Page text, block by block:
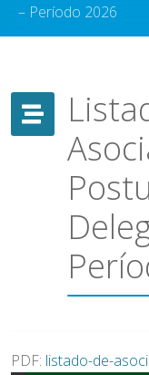
– Período 2026
PDF: listado-de-